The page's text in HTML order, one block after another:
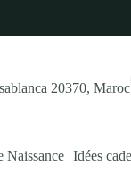
20370, Maroc
Naissance Idées